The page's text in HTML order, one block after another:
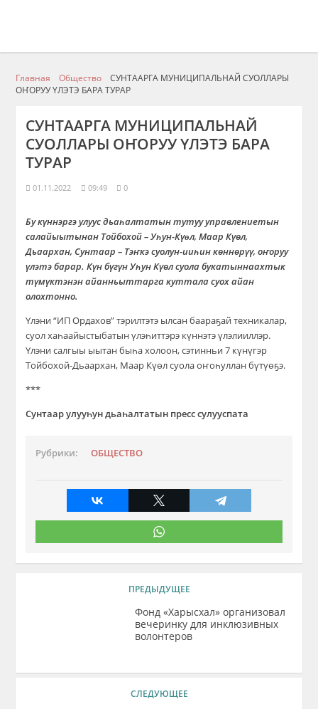
Главная Общество
СУНТААРГА МУНИЦИПАЛЬНАЙ СУОЛЛАРЫ
ОҤОРУУ ҮЛЭТЭ БАРА ТУРАР
СУНТААРГА МУНИЦИПАЛЬНАЙ
СУОЛЛАРЫ ОҤОРУУ ҮЛЭТЭ БАРА
ТУРАР
01.11.2022 09:49 0
Бу күннэргэ улуус дьаһалтатын тутуу управлениетын
салайыытынан Тойбохой – Уһун-Күɵл, Маар Күөл,
Дьаархан, Сунтаар – Тэҥкэ суолун-ииһин көннөрүү, оҥоруу
үлэтэ барар. Күн бүгүн Уһун Күөл суола букатыннаахтык
түмүктэнэн айанньыттарга куттала суох айан
олохтонно.
Үлэни “ИП Ордахов” тэрилтэтэ ылсан баараҕай техникалар,
суол хаһаайыстыбатын үлэһиттэрэ күннэтэ үлэлииллэр.
Үлэни салгыы ыытан быһа холоон, сэтинньи 7 күнүгэр
Тойбохой-Дьаархан, Маар Күөл суола оҥоһуллан бүтүөҕэ.
***
Сунтаар улууһун дьаһалтатын пресс сулууспата
Рубрики: ОБЩЕСТВО
ПРЕДЫДУЩЕЕ
Фонд «Харысхал» организовал
вечеринку для инклюзивных
волонтеров
СЛЕДУЮЩЕЕ